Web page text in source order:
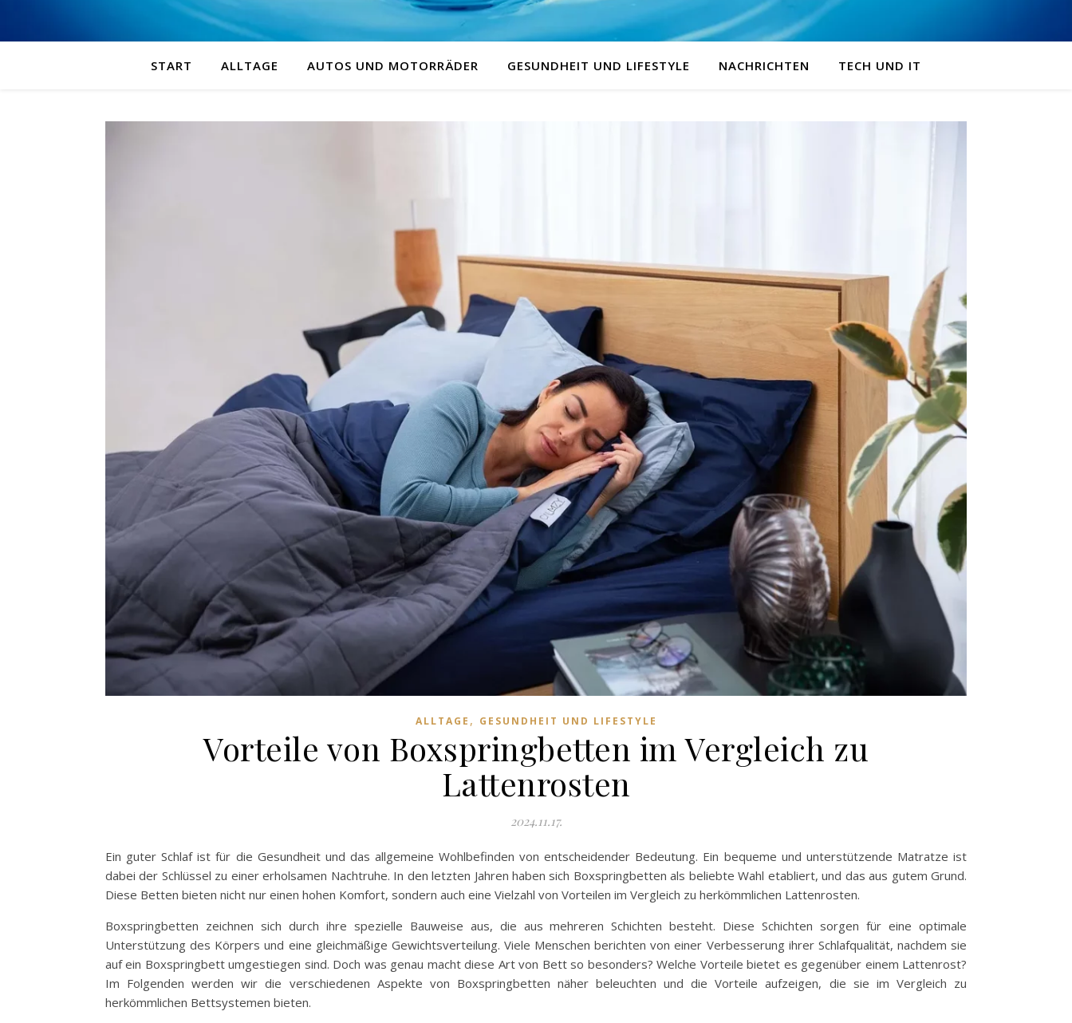
START ALLTAGE AUTOS UND MOTORRÄDER GESUNDHEIT UND LIFESTYLE NACHRICHTEN TECH UND IT
ALLTAGE , GESUNDHEIT UND LIFESTYLE
Vorteile von Boxspringbetten im Vergleich zu
Lattenrosten
2024.11.17.
Ein guter Schlaf ist für die Gesundheit und das allgemeine Wohlbefinden von entscheidender Bedeutung. Ein bequeme und unterstützende Matratze ist
dabei der Schlüssel zu einer erholsamen Nachtruhe. In den letzten Jahren haben sich Boxspringbetten als beliebte Wahl etabliert, und das aus gutem Grund.
Diese Betten bieten nicht nur einen hohen Komfort, sondern auch eine Vielzahl von Vorteilen im Vergleich zu herkömmlichen Lattenrosten.
Boxspringbetten zeichnen sich durch ihre spezielle Bauweise aus, die aus mehreren Schichten besteht. Diese Schichten sorgen für eine optimale
Unterstützung des Körpers und eine gleichmäßige Gewichtsverteilung. Viele Menschen berichten von einer Verbesserung ihrer Schlafqualität, nachdem sie
auf ein Boxspringbett umgestiegen sind. Doch was genau macht diese Art von Bett so besonders? Welche Vorteile bietet es gegenüber einem Lattenrost?
Im Folgenden werden wir die verschiedenen Aspekte von Boxspringbetten näher beleuchten und die Vorteile aufzeigen, die sie im Vergleich zu
herkömmlichen Bettsystemen bieten.